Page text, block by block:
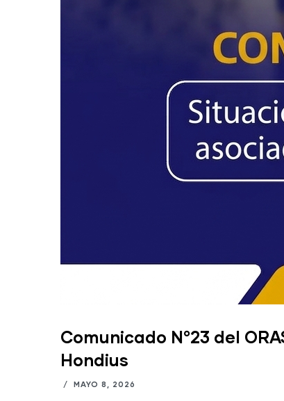
Comunicado N°23 del
Hondius
/ MAYO 8, 2026